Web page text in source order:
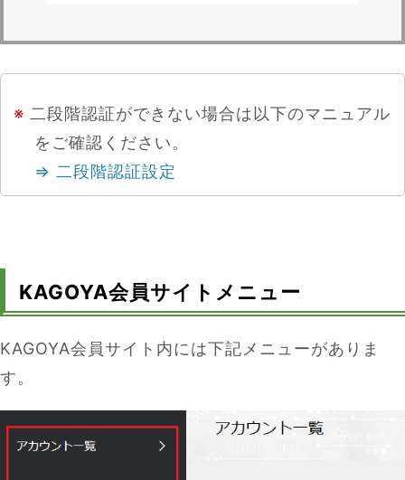
※ 二段階認証ができない場合は以下のマニュアル
をご確認ください。
⇒ 二段階認証設定
KAGOYA会員サイトメニュー
KAGOYA会員サイト内には下記メニューがありま
す。